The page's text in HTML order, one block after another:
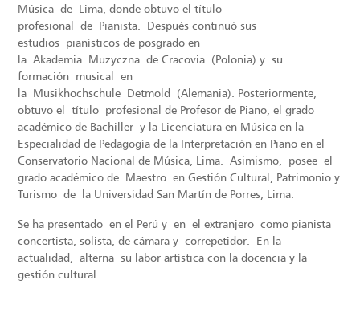
Música de Lima , donde obtuvo el título
profesional de Pianista.
Después continuó sus
estudios pianísticos de posgrado en
laAkademia Muzyczna de Cracovia (Polonia) y su
formación musical en
la Musikhochschule Detmold (Alemania) Posteriormente,
obtuvo eltítulo profesional de Profesor de Piano , el grado
académico de Bachillery la Licenciatura en Música en la
Especialidad de Pedagogía de la Interpretación en Piano en el
Conservatorio Nacional de Música, Lima.
Asimismo, poseeel
grado académico de Maestroen Gestión Cultural, Patrimonio y
Turismode la Universidad San Martín de Porres, Lima.
Se ha presentadoen el Perú yenel extranjerocomo pianista
concertista, solista, de cámara ycorrepetidor
En la
actualidad
alterna su labor artística con la docencia y la
gestión cultural.